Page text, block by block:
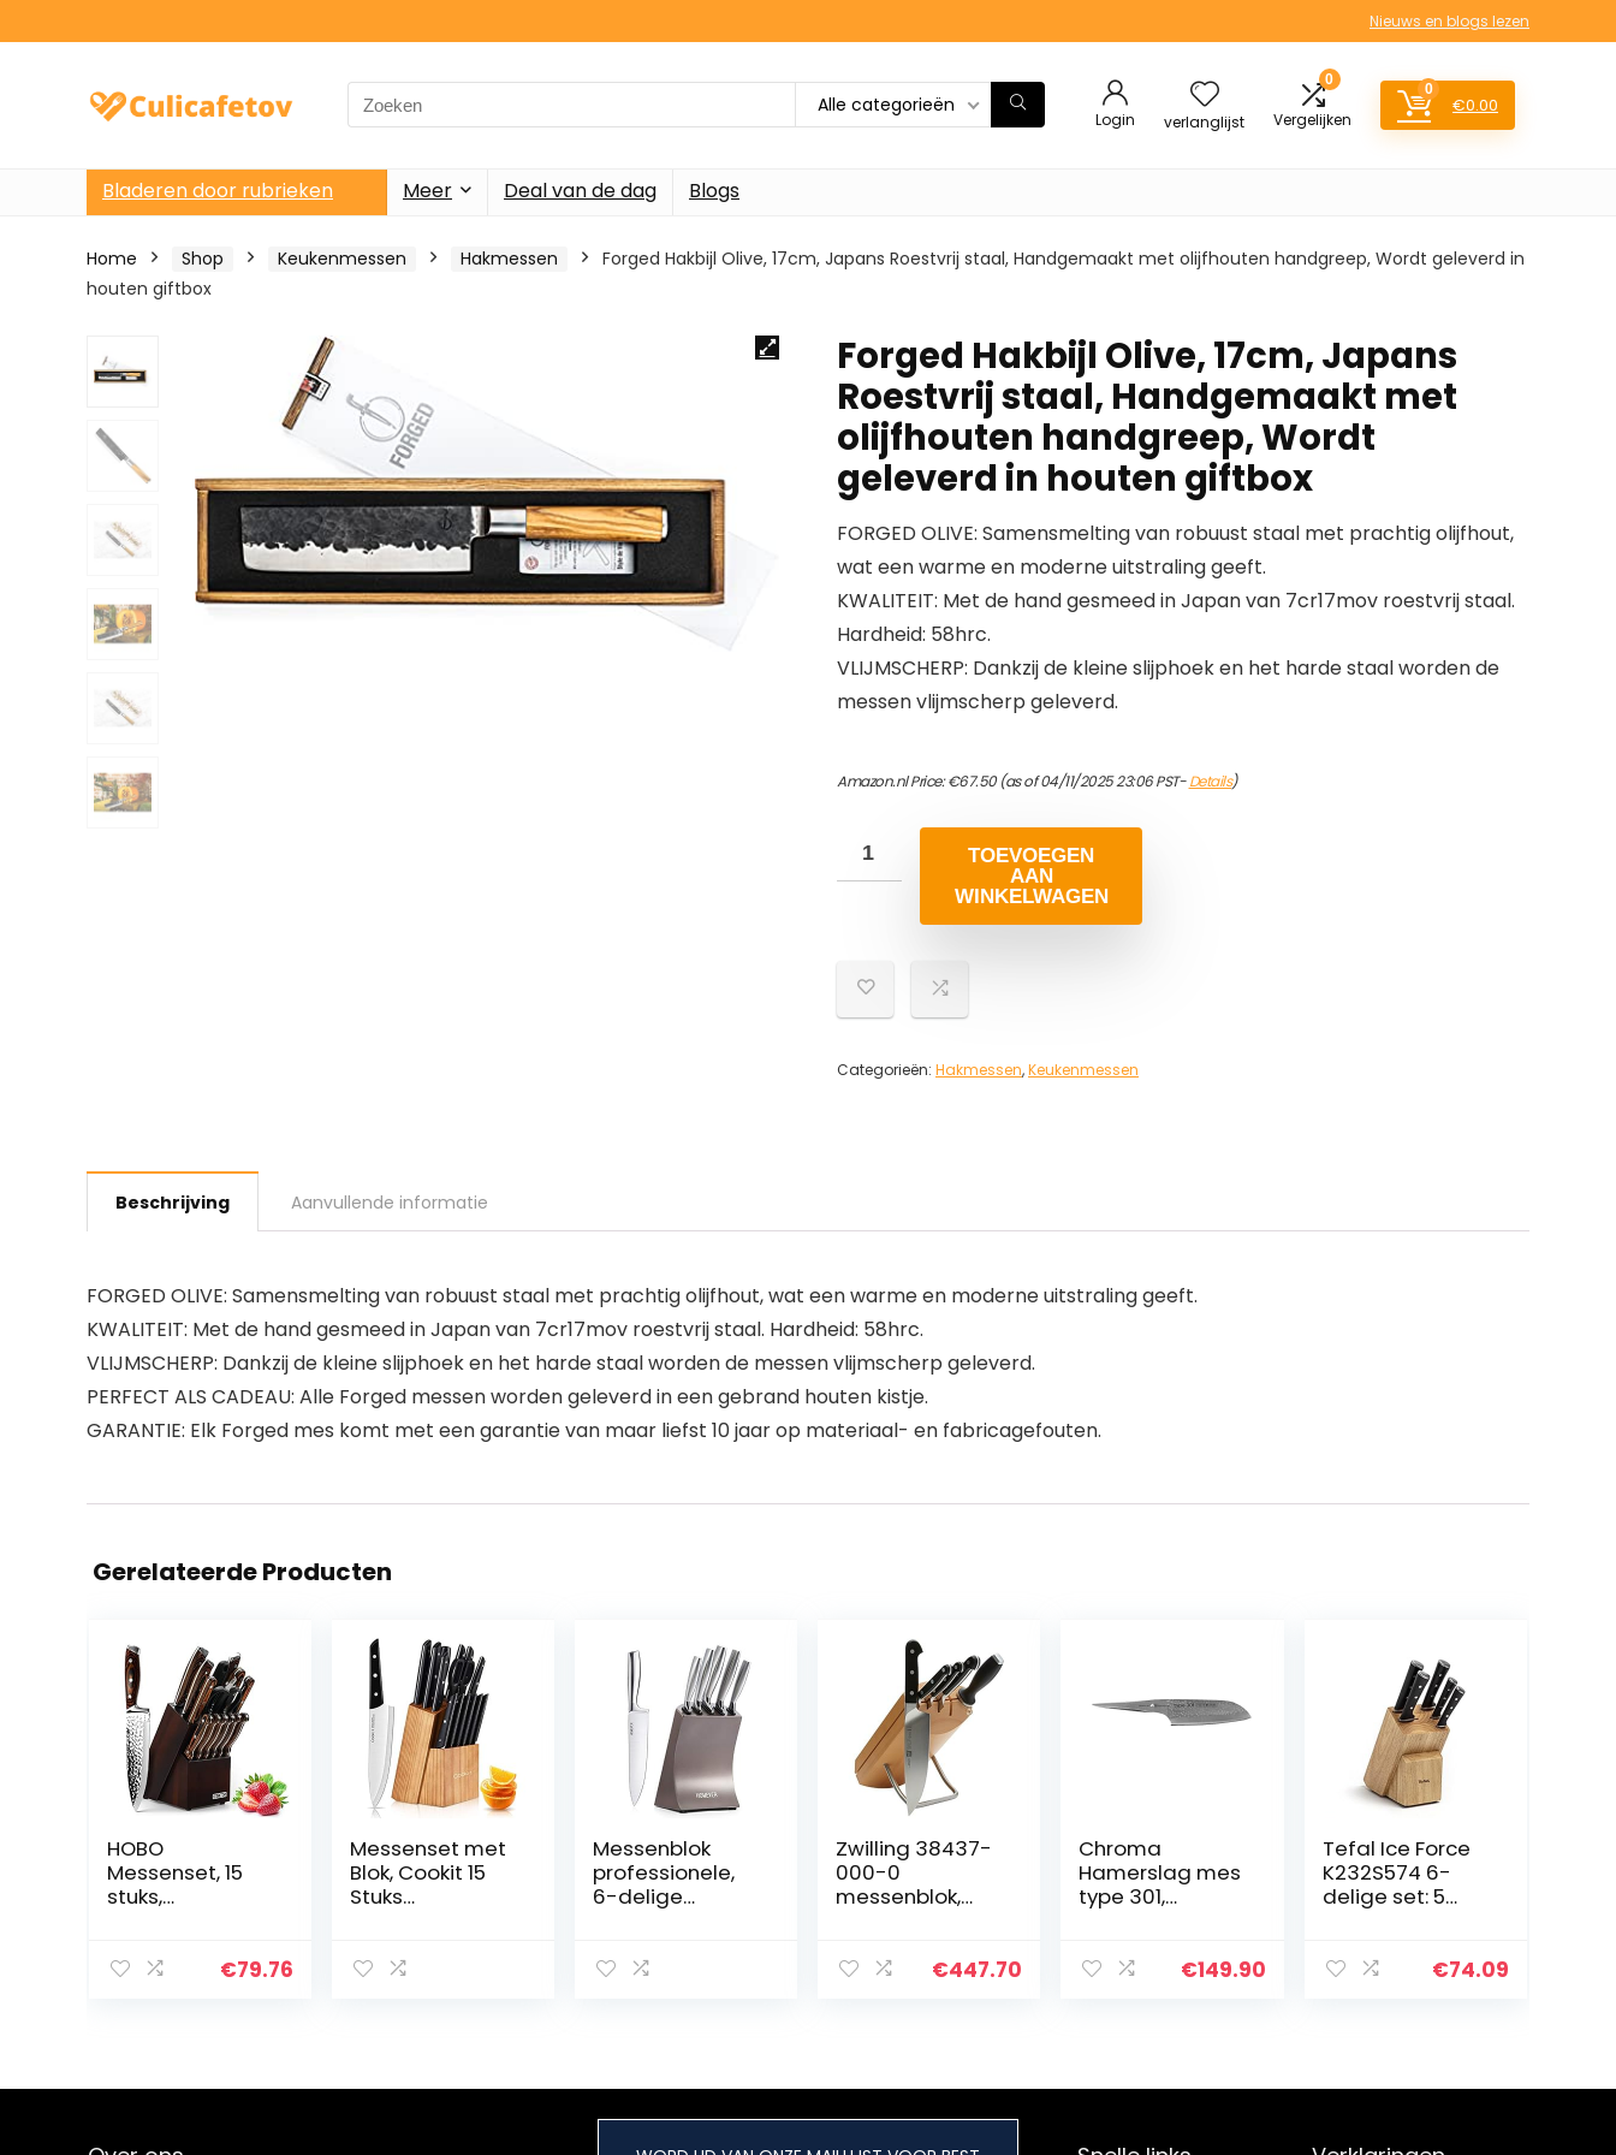
Nieuws en blogs lezen
Search
for:
Alle categorieën
Login verlanglijst
0
Vergelijken
0
€0.00
Bladeren door rubrieken Meer Deal van de dag Blogs
Home Shop Keukenmessen Hakmessen
Forged Hakbijl Olive, 17cm, Japans Roestvrij staal, Handgemaakt met olijfhouten handgreep, Wordt geleverd in
houten giftbox
Forged Hakbijl Olive, 17cm, Japans
Roestvrij staal, Handgemaakt met
olijfhouten handgreep, Wordt
geleverd in houten giftbox
FORGED OLIVE: Samensmelting van robuust staal met prachtig olijfhout,
wat een warme en moderne uitstraling geeft.
KWALITEIT: Met de hand gesmeed in Japan van 7cr17mov roestvrij staal.
Hardheid: 58hrc.
VLIJMSCHERP: Dankzij de kleine slijphoek en het harde staal worden de
messen vlijmscherp geleverd.
Amazon.nl Price:€67.50(as of 04/11/2025 23:06 PST-Details)
TOEVOEGEN
AAN
WINKELWAGEN
Categorieën: Hakmessen,Keukenmessen
Beschrijving Aanvullende informatie
FORGED OLIVE: Samensmelting van robuust staal met prachtig olijfhout, wat een warme en moderne uitstraling geeft.
KWALITEIT: Met de hand gesmeed in Japan van 7cr17mov roestvrij staal. Hardheid: 58hrc.
VLIJMSCHERP: Dankzij de kleine slijphoek en het harde staal worden de messen vlijmscherp geleverd.
PERFECT ALS CADEAU: Alle Forged messen worden geleverd in een gebrand houten kistje.
GARANTIE: Elk Forged mes komt met een garantie van maar liefst 10 jaar op materiaal- en fabricagefouten.
Gerelateerde Producten
HOBO
Messenset, 15
stuks,
santokumes,
puntenslijper,
€79.76
Messenset met
Blok, Cookit 15
Stuks
Dennenblokhou
Messenblok
professionele,
6-delige
met blok,
inclusief
koksmes,
Zwilling 38437-
000-0
messenblok,
€447.70
Chroma
Hamerslag mes
type 301,
02HM, Design by
€149.90
Tefal Ice Force
K232S574 6-
delige set: 5
houten
snijprestaties,
€74.09